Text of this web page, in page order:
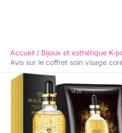
Accueil
Bijoux et esthétique K-
Avis sur le coffret soin visage